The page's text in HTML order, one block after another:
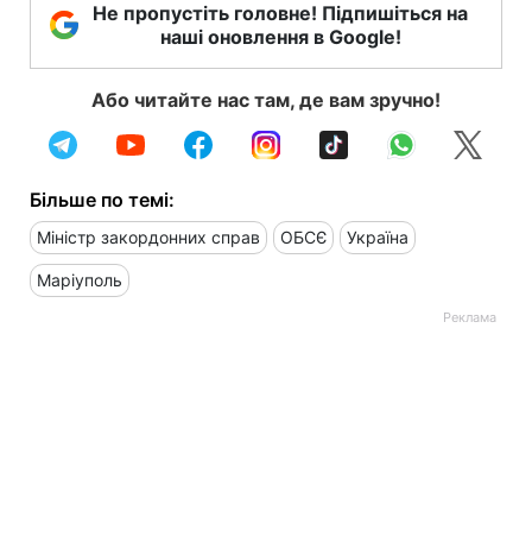
Не пропустіть головне! Підпишіться на
наші оновлення в Google!
Або читайте нас там, де вам зручно!
Більше по темі:
Міністр закордонних справ ОБСЄ Україна
Маріуполь